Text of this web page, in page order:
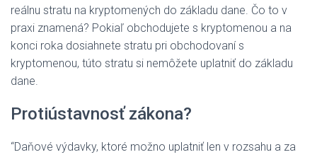
reálnu stratu na kryptomených do základu dane. Čo to v
praxi znamená? Pokiaľ obchodujete s kryptomenou a na
konci roka dosiahnete stratu pri obchodovaní s
kryptomenou, túto stratu si nemôžete uplatniť do základu
dane.
Protiústavnosť zákona?
“Daňové výdavky, ktoré možno uplatniť len v rozsahu a za